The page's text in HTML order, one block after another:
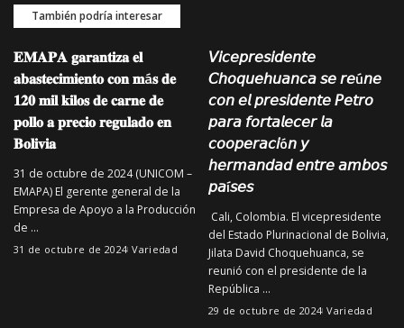
También podría interesar
𝐄𝐌𝐀𝐏𝐀 𝐠𝐚𝐫𝐚𝐧𝐭𝐢𝐳𝐚 𝐞𝐥
𝐚𝐛𝐚𝐬𝐭𝐞𝐜𝐢𝐦𝐢𝐞𝐧𝐭𝐨 𝐜𝐨𝐧 𝐦á𝐬 𝐝𝐞
𝟏𝟐𝟎 𝐦𝐢𝐥 𝐤𝐢𝐥𝐨𝐬 𝐝𝐞 𝐜𝐚𝐫𝐧𝐞 𝐝𝐞
𝐩𝐨𝐥𝐥𝐨 𝐚 𝐩𝐫𝐞𝐜𝐢𝐨 𝐫𝐞𝐠𝐮𝐥𝐚𝐝𝐨 𝐞𝐧
𝐁𝐨𝐥𝐢𝐯𝐢𝐚
31 de octubre de 2024 (UNICOM –
EMAPA) El gerente general de la
Empresa de Apoyo a la Producción
de ...
31 de octubre de 2024 Variedad
𝘝𝘪𝘤𝘦𝘱𝘳𝘦𝘴𝘪𝘥𝘦𝘯𝘵𝘦
𝘊𝘩𝘰𝘲𝘶𝘦𝘩𝘶𝘢𝘯𝘤𝘢 𝘴𝘦 𝘳𝘦ú𝘯𝘦
𝘤𝘰𝘯 𝘦𝘭 𝘱𝘳𝘦𝘴𝘪𝘥𝘦𝘯𝘵𝘦 𝘗𝘦𝘵𝘳𝘰
𝘱𝘢𝘳𝘢 𝘧𝘰𝘳𝘵𝘢𝘭𝘦𝘤𝘦𝘳 𝘭𝘢
𝘤𝘰𝘰𝘱𝘦𝘳𝘢𝘤𝘪ó𝘯 𝘺
𝘩𝘦𝘳𝘮𝘢𝘯𝘥𝘢𝘥 𝘦𝘯𝘵𝘳𝘦 𝘢𝘮𝘣𝘰𝘴
𝘱𝘢í𝘴𝘦𝘴
Cali, Colombia. El vicepresidente
del Estado Plurinacional de Bolivia,
Jilata David Choquehuanca, se
reunió con el presidente de la
República ...
29 de octubre de 2024 Variedad